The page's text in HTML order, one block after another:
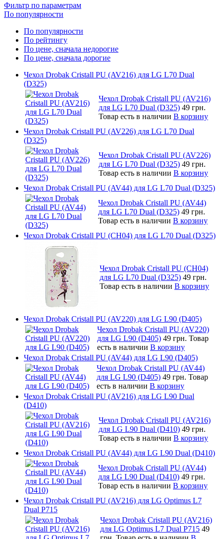
Фильтр по параметрам
По популярности
По популярности
По рейтингу
По цене, сначала недорогие
По цене, сначала дорогие
Чехол Drobak Cristall PU (AV216) для LG L70 Dual
(D325)
Чехол Drobak Cristall PU (AV216)
для LG L70 Dual (D325) 49 грн.
Товар есть в наличии В корзину
Чехол Drobak Cristall PU (AV226) для LG L70 Dual
(D325)
Чехол Drobak Cristall PU (AV226)
для LG L70 Dual (D325) 49 грн.
Товар есть в наличии В корзину
Чехол Drobak Cristall PU (AV44) для LG L70 Dual (D325)
Чехол Drobak Cristall PU (AV44)
для LG L70 Dual (D325) 49 грн.
Товар есть в наличии В корзину
Чехол Drobak Cristall PU (CH04) для LG L70 Dual (D325)
Чехол Drobak Cristall PU (CH04)
для LG L70 Dual (D325) 49 грн.
Товар есть в наличии В корзину
Чехол Drobak Cristall PU (AV220) для LG L90 (D405)
Чехол Drobak Cristall PU (AV220)
для LG L90 (D405) 49 грн. Товар
есть в наличии В корзину
Чехол Drobak Cristall PU (AV44) для LG L90 (D405)
Чехол Drobak Cristall PU (AV44)
для LG L90 (D405) 49 грн. Товар
есть в наличии В корзину
Чехол Drobak Cristall PU (AV216) для LG L90 Dual
(D410)
Чехол Drobak Cristall PU (AV216)
для LG L90 Dual (D410) 49 грн.
Товар есть в наличии В корзину
Чехол Drobak Cristall PU (AV44) для LG L90 Dual (D410)
Чехол Drobak Cristall PU (AV44)
для LG L90 Dual (D410) 49 грн.
Товар есть в наличии В корзину
Чехол Drobak Cristall PU (AV216) для LG Optimus L7
Dual P715
Чехол Drobak Cristall PU (AV216)
для LG Optimus L7 Dual P715 49